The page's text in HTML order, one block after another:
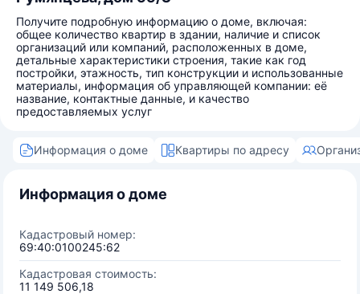
Получите подробную информацию о доме, включая:
общее количество квартир в здании, наличие и список
организаций или компаний, расположенных в доме,
детальные характеристики строения, такие как год
постройки, этажность, тип конструкции и использованные
материалы, информация об управляющей компании: её
название, контактные данные, и качество
предоставляемых услуг
Информация о доме Квартиры по адресу
Информация о доме
Кадастровый номер:
69:40:0100245:62
Кадастровая стоимость:
11 149 506,18